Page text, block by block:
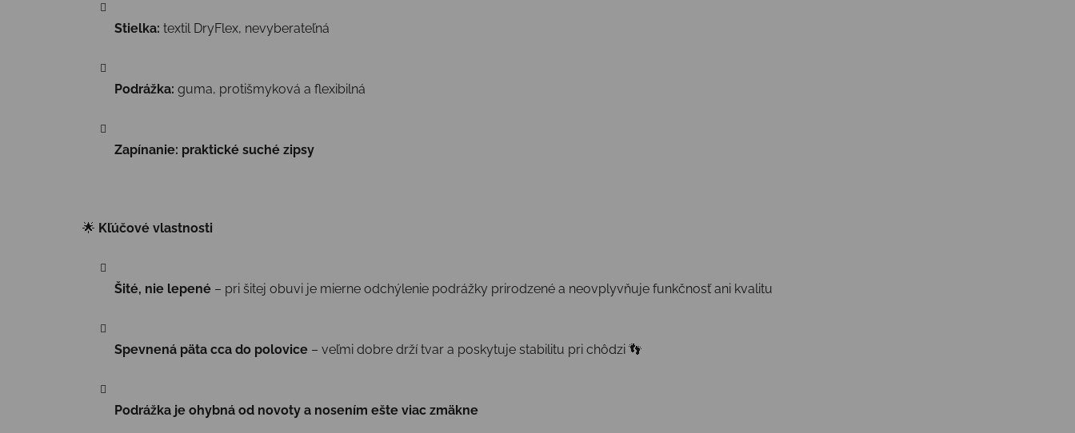
Stielka: textil DryFlex, nevyberateľná
Podrážka: guma, protišmyková a flexibilná
Zapínanie: praktické suché zipsy
🌟 Kľúčové vlastnosti
Šité, nie lepené – pri šitej obuvi je mierne odchýlenie podrážky prirodzené a neovplyvňuje funkčnosť ani kvalitu
Spevnená päta cca do polovice – veľmi dobre drží tvar a poskytuje stabilitu pri chôdzi 👣
Podrážka je ohybná od novoty a nosením ešte viac zmäkne